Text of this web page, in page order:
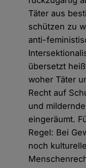
Täter aus
schützen zu
anti-
übersetzt
woher Täter
Recht auf
und
eingeräumt.
Regel: Bei
noch